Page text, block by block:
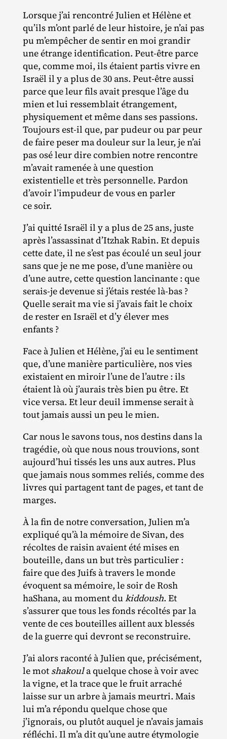
Lorsque j’ai rencontré Julien et Hélène et
qu’ils m’ont parlé de leur histoire, je n’ai pas
pu m’empêcher de sentir en moi grandir
une étrange identification. Peut‐​être parce
que, comme moi, ils étaient partis vivre en
Israël il y a plus de 30 ans. Peut‐​être aussi
parce que leur fils avait presque l’âge du
mien et lui ressemblait étrangement,
physiquement et même dans ses passions.
Toujours est‐​il que, par pudeur ou par peur
de faire peser ma douleur sur la leur, je n’ai
pas osé leur dire combien notre rencontre
m’avait ramenée à une question
existentielle et très personnelle. Pardon
d’avoir l’impudeur de vous en parler
ce soir.
J’ai quitté Israël il y a plus de 25 ans, juste
après l’assassinat d’Itzhak Rabin. Et depuis
cette date, il ne s’est pas écoulé un seul jour
sans que je ne me pose, d’une manière ou
d’une autre, cette question lancinante : que
serais‐​je devenue si j’étais restée là‐​bas ?
Quelle serait ma vie si j’avais fait le choix
de rester en Israël et d’y élever mes
enfants ?
Face à Julien et Hélène, j’ai eu le sentiment
que, d’une manière particulière, nos vies
existaient en miroir l’une de l’autre : ils
étaient là où j’aurais très bien pu être. Et
vice versa. Et leur deuil immense serait à
tout jamais aussi un peu le mien.
Car nous le savons tous, nos destins dans la
tragédie, où que nous nous trouvions, sont
aujourd’hui tissés les uns aux autres. Plus
que jamais nous sommes reliés, comme des
livres qui partagent tant de pages, et tant de
marges.
À la fin de notre conversation, Julien m’a
expliqué qu’à la mémoire de Sivan, des
récoltes de raisin avaient été mises en
bouteille, dans un but très particulier :
faire que des Juifs à travers le monde
évoquent sa mémoire, le soir de Rosh
haShana, au moment dukiddoush. Et
s’assurer que tous les fonds récoltés par la
vente de ces bouteilles aillent aux blessés
de la guerre qui devront se reconstruire.
J’ai alors raconté à Julien que, précisément,
le mot shakoula quelque chose à voir avec
la vigne, et la trace que le fruit arraché
laisse sur un arbre à jamais meurtri. Mais
lui m’a répondu quelque chose que
j’ignorais, ou plutôt auquel je n’avais jamais
réfléchi. Il m’a dit qu’une autre étymologie